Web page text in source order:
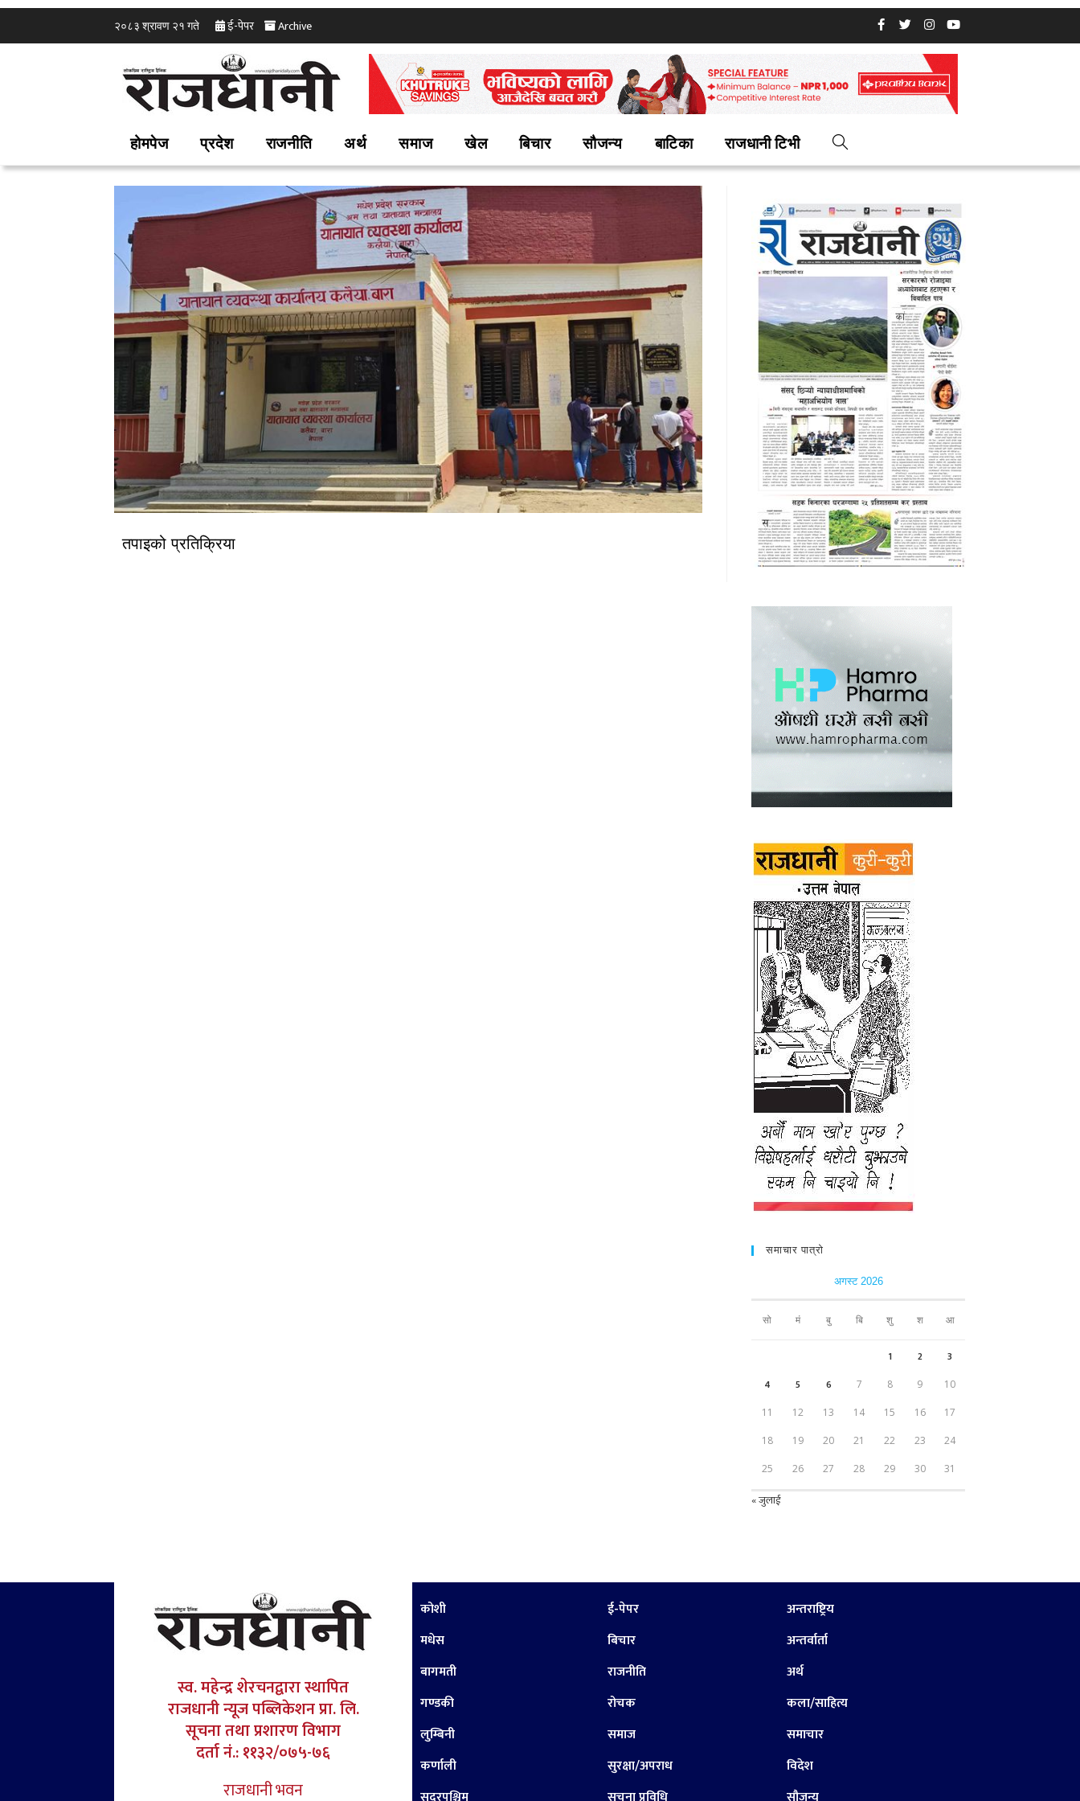
२०८३ श्रावण २१ गते ई-पेपर Archive
होमपेज प्रदेश राजनीति अर्थ समाज खेल बिचार सौजन्य बाटिका राजधानी टिभी
तपाइको प्रतिक्रिया
समाचार पात्रो
अगस्ट 2026
सो मं बु बि शु श आ
1 2
3
4
5 6 7 8 9 10
11 12 13 14 15 16 17
18 19 20 21 22 23 24
25 26 27 28 29 30 31
« जुलाई
स्व. महेन्द्र शेरचनद्वारा स्थापित
राजधानी न्यूज पब्लिकेशन प्रा. लि.
सूचना तथा प्रशारण विभाग
दर्ता नं.: ११३२/०७५-७६
राजधानी भवन
कोशी
मधेस
बागमती
गण्डकी
लुम्बिनी
कर्णाली
ई-पेपर
बिचार
राजनीति
रोचक
समाज
सुरक्षा/अपराध
अन्तराष्ट्रिय
अन्तर्वार्ता
अर्थ
कला/साहित्य
समाचार
विदेश